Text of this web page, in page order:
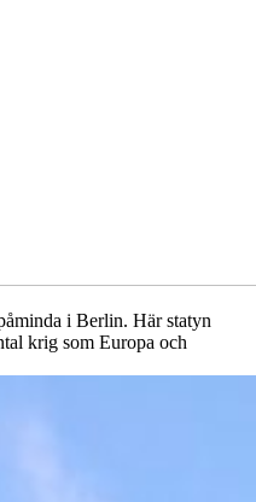
i Berlin. Här statyn
krig som Europa och